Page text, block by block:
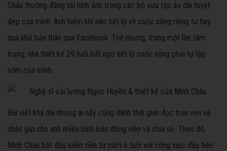
Châu thường đăng tải hình ảnh trong các bộ sưu tập áo dài tuyệt
đẹp của mình. Anh hiếm khi nào tiết lộ về cuộc sống riêng tư hay
quá khứ bản thân qua Facebook. Thế nhưng, trong một lần tâm
trạng, nhà thiết kế 29 tuổi bất ngờ tiết lộ cuộc sống phải tự lập
sớm của mình.
Bài viết khá dài nhưng ai nấy cũng dành thời gian đọc trọn vẹn và
nhắn gửi cho anh nhiều bình luận động viên và chia sẻ. Theo đó,
Minh Châu bắt đầu kiếm tiền từ năm 6 tuổi với công việc đầu tiên